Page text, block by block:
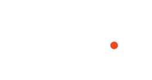
we provide you the best experience
browse this website, you accept
analyze how the website is used and
To learn more or to find out how
access our